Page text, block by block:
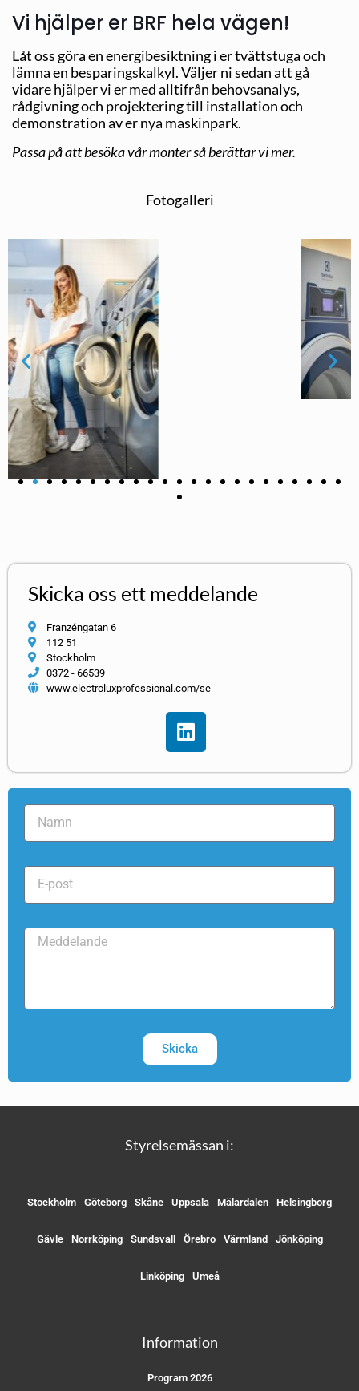
Vi hjälper er BRF hela vägen!
Låt oss göra en energibesiktning i er tvättstuga och
lämna en besparingskalkyl. Väljer ni sedan att gå
vidare hjälper vi er med alltifrån behovsanalys,
rådgivning och projektering till installation och
demonstration av er nya maskinpark.
Passa på att besöka vår monter så berättar vi mer.
Fotogalleri
Skicka oss ett meddelande
Franzéngatan 6
112 51
Stockholm
0372 - 66539
www.electroluxprofessional.com/se
Skicka
Styrelsemässan i:
Stockholm Göteborg Skåne Uppsala Mälardalen Helsingborg
Gävle Norrköping Sundsvall Örebro Värmland Jönköping
Linköping Umeå
Information
Program 2026